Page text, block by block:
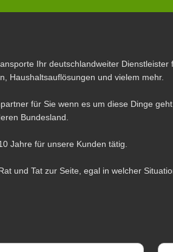
Ihr deutschlandweiter Dienstleister
Haushaltsauflösungen und vielem mehr.
für Sie wenn es um diese Dinge
Bundesland.
Jahre für unsere Kunden tätig.
und Tat zur Seite, egal in welcher